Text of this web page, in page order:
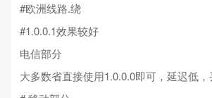
#欧洲线路.绕
#1.0.0.1效果较好
电信部分
大多数省直接使用1.0.0.0即可，延迟低，